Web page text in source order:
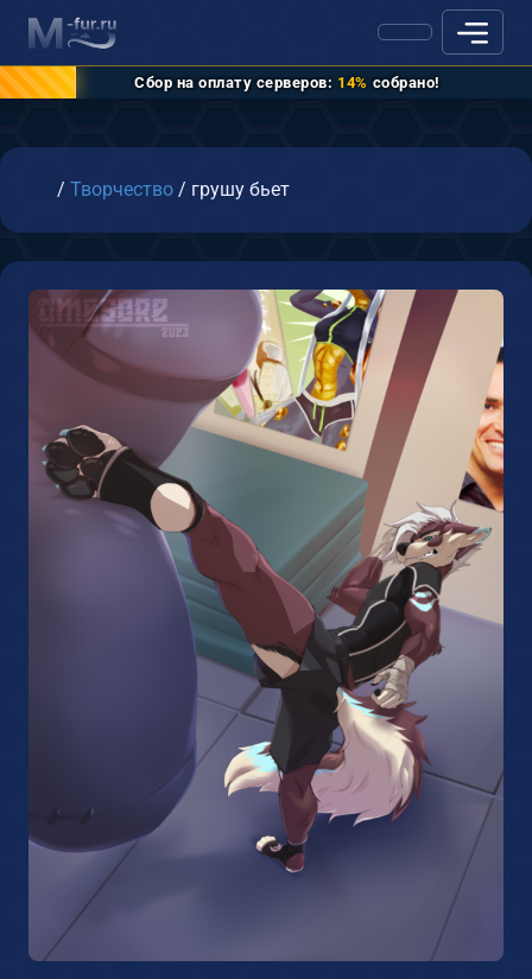
Сбор на оплату серверов: 14% собрано!
Главная
/ Творчество / грушу бьет